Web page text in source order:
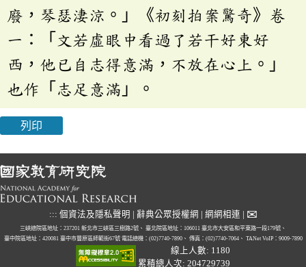
廢，琴瑟淒涼。」《初刻拍案驚奇》卷
一：「文若虛眼中看過了若干好東好
西，他已自志得意滿，不放在心上。」
也作「志足意滿」。
列印
::: 個資法及隱私聲明 辭典公眾授權網 網網相連 ✉
三峽總院區地址：237201 新北市三峽區三樹路2號、 臺北院區地址：106011 臺北市大安區和平東路一段179號、
臺中院區地址：420081 臺中市豐原區師範街67號 電話總機：(02)7740-7890、 傳真：(02)7740-7064、 TANet VoIP：9009-7890
線上人數: 1180
累積總人次: 204729739